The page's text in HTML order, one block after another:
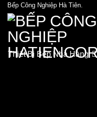
Bỏ
qua
nội
dung
Bếp Công Nghiệp Hà Tiên.
Thiết Bị Bếp Nhà Hàng